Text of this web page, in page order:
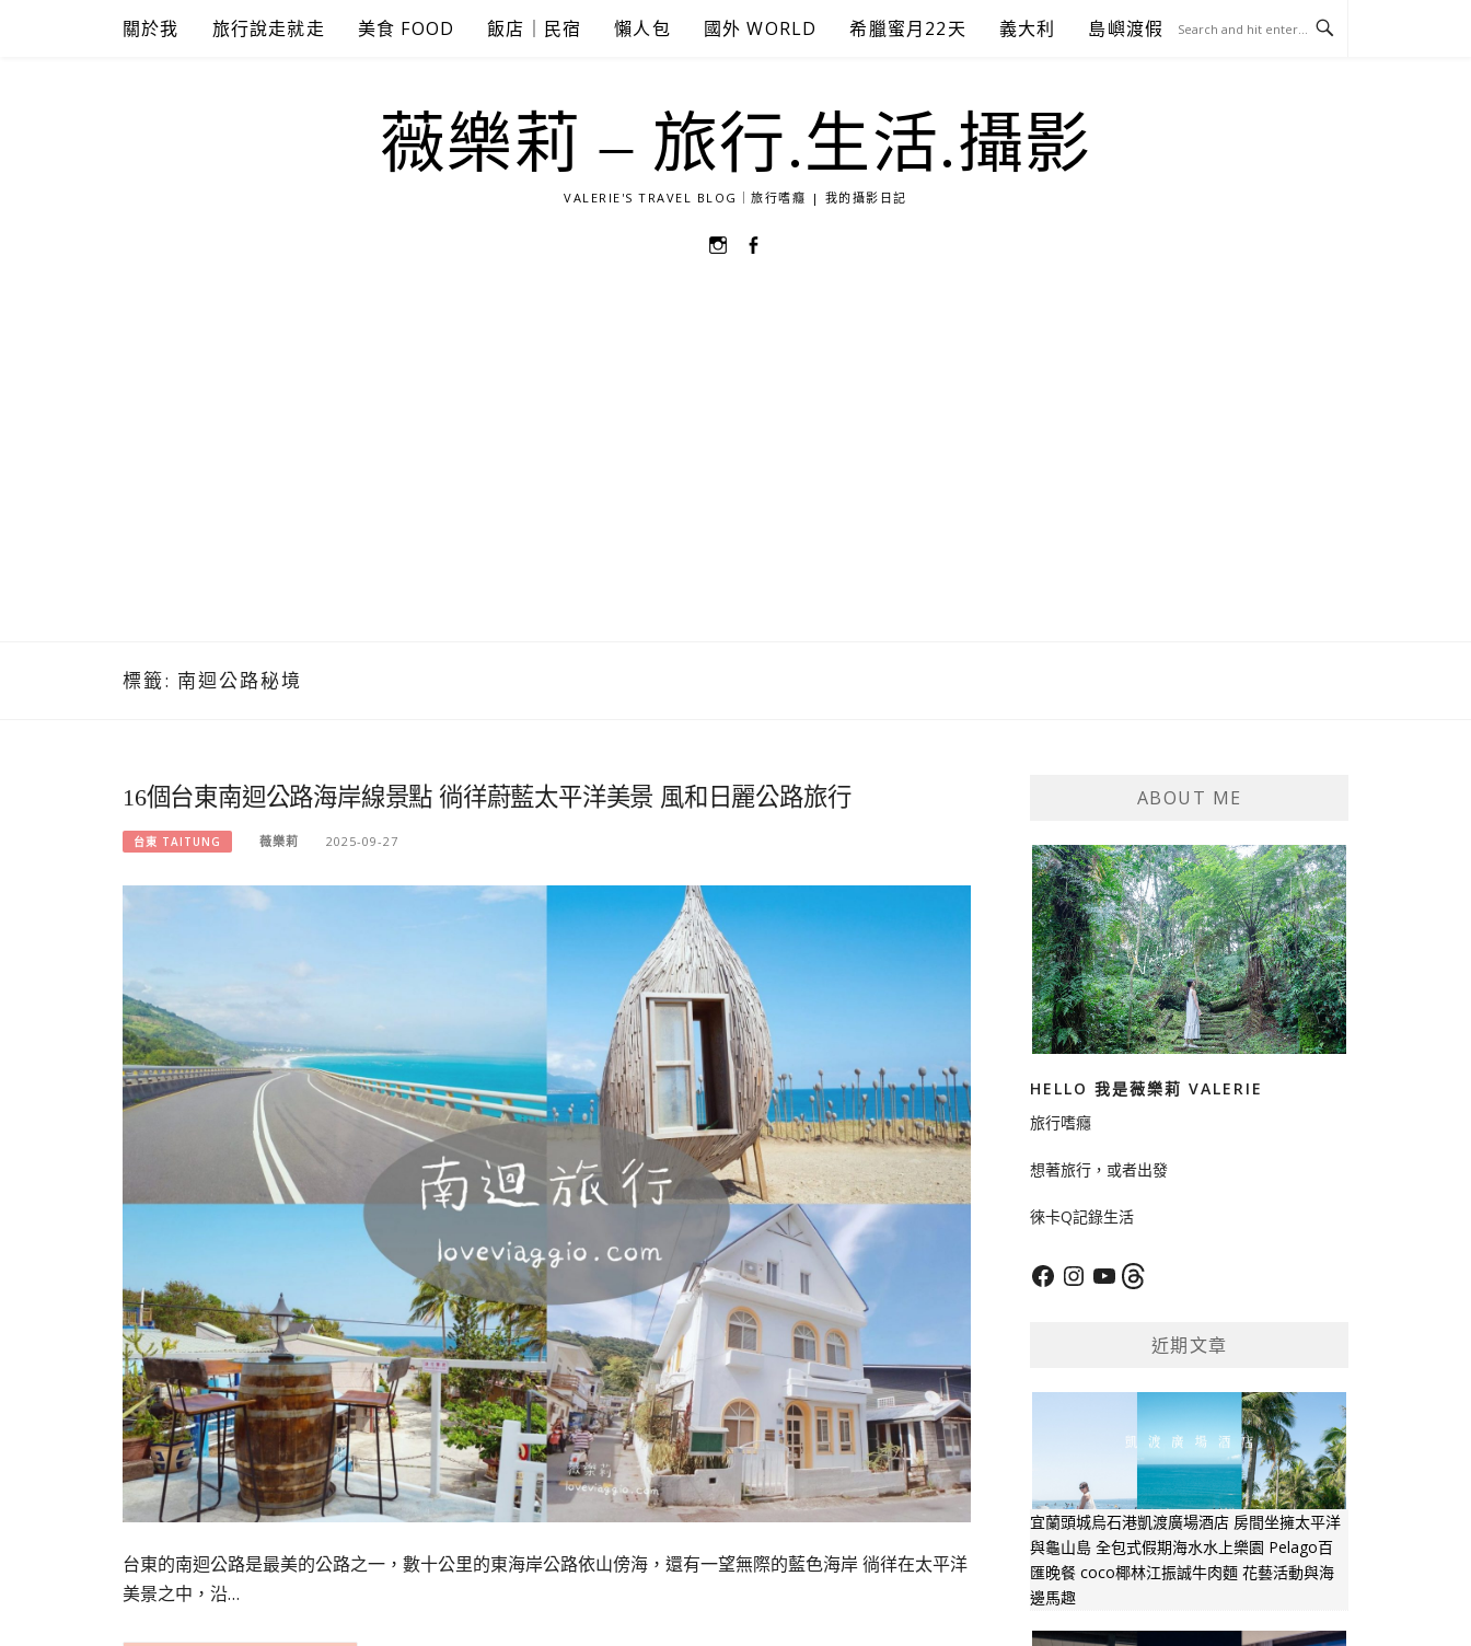
關於我 旅行說走就走 美食 FOOD 飯店｜民宿 懶人包 國外 WORLD 希臘蜜月22天 義大利 島嶼渡假
薇樂莉 – 旅行.生活.攝影
VALERIE'S TRAVEL BLOG｜旅行嗜癮 | 我的攝影日記
選
標籤: 南迴公路秘境
16個台東南迴公路海岸線景點 徜徉蔚藍太平洋美景 風和日麗公路旅行
台東 TAITUNG 薇樂莉 2025-09-27
台東的南迴公路是最美的公路之一，數十公里的東海岸公路依山傍海，還有一望無際的藍色海岸 徜徉在太平洋
美景之中，沿…
ABOUT ME
HELLO 我是薇樂莉 VALERIE
旅行嗜癮
想著旅行，或者出發
徠卡Q記錄生活
FacebookInstagram
YouTubeThreads
近期文章
宜蘭頭城烏石港凱渡廣場酒店 房間坐擁太平洋
與龜山島 全包式假期海水水上樂園 Pelago百
匯晚餐 coco椰林江振誠牛肉麵 花藝活動與海
邊馬趣